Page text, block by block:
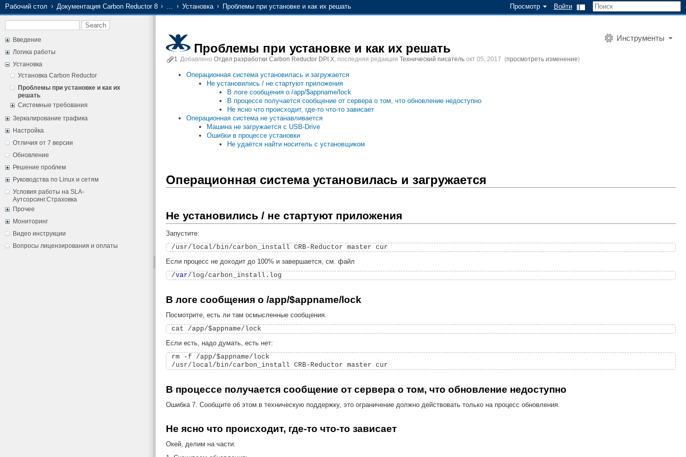
Просмотр Войти
Рабочий стол Документация Carbon Reductor 8 … Установка Проблемы при установке и как их решать
Введение
Логика работы
Установка
Установка Carbon Reductor
Проблемы при установке и как их
решать
Системные требования
Зеркалирование трафика
Настройка
Отличия от 7 версии
Обновление
Решение проблем
Руководства по Linux и сетям
Условия работы на SLA-
Аутсорсинг.Страховка
Прочее
Мониторинг
Видео инструкции
Вопросы лицензирования и оплаты
Инструменты
Проблемы при установке и как их решать
1 Добавлено Отдел разработки Carbon Reductor DPI X, последняя редакция Технический писатель окт 05, 2017 (просмотреть изменение)
Операционная система установилась и загружается
Не установились / не стартуют приложения
В логе сообщения о /app/$appname/lock
В процессе получается сообщение от сервера о том, что обновление недоступно
Не ясно что происходит, где-то что-то зависает
Операционная система не устанавливается
Машина не загружается с USB-Drive
Ошибки в процессе установки
Не удаётся найти носитель с установщиком
Операционная система установилась и загружается
Не установились / не стартуют приложения
Запустите:
Если процесс не доходит до 100% и завершается, см. файл
/var
В логе сообщения о /app/$appname/lock
Посмотрите, есть ли там осмысленные сообщения.
Если есть, надо думать, есть нет:
rm -f /app/$appname/lock
В процессе получается сообщение от сервера о том, что обновление недоступно
Ошибка 7. Сообщите об этом в техническую поддержку, это ограничение должно действовать только на процесс обновления.
Не ясно что происходит, где-то что-то зависает
Окей, делим на части: